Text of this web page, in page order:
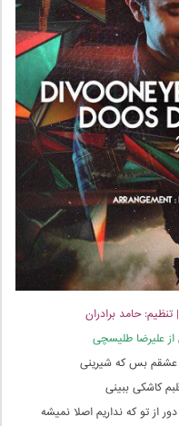
حامد برادران
علیرضا طلیسچی
بس که شیرینی
کاشکی ببینی
از تو که نداریم اصلا نمیشه